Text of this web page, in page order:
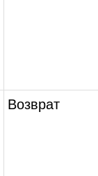
Возврат